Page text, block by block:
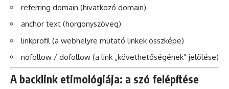
referring domain (hivatkozó domain)
anchor text (horgonyszöveg)
linkprofil (a webhelyre mutató linkek összképe)
nofollow / dofollow (a link „követhetőségének” jelölése)
A backlink etimológiája: a szó felépítése